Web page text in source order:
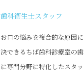
歯科衛生士スタッフ
お口の悩みを複合的な原因
決できるちば歯科診療室の
に専門分野に特化したスタ